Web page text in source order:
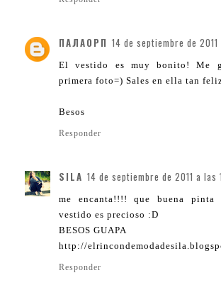
ПАЛАОРП 14 de septiembre de
El vestido es muy bonito! Me
primera foto=) Sales en ella tan
Besos
Responder
SILA 14 de septiembre de 2011 a las
me encanta!!!! que buena
vestido es precioso :D
BESOS GUAPA
http://
Responder